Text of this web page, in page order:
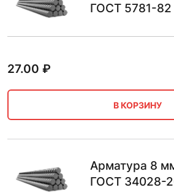
ГОСТ 5781-82
27.00 ₽
В КОРЗИНУ
Арматура 8
ГОСТ 34028-